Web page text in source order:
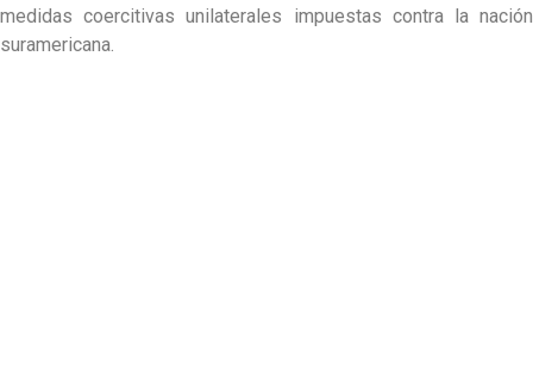
medidas coercitivas unilaterales impuestas contra la nación
suramericana.